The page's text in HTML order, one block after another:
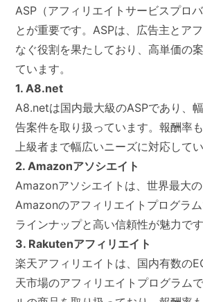
ASP（アフィリエイトサービスプロ
とが重要です。ASPは、広告主とア
なぐ役割を果たしており、高単価の
ています。
1. A8.net
A8.netは国内最大級のASPであり、
告案件を取り扱っています。報酬率
上級者まで幅広いニーズに対応してい
2. Amazonアソシエイト
Amazonアソシエイトは、世界最大
Amazonのアフィリエイトプログラ
ラインナップと高い信頼性が魅力です
3. Rakutenアフィリエイト
楽天アフィリエイトは、国内有数の
天市場のアフィリエイトプログラム